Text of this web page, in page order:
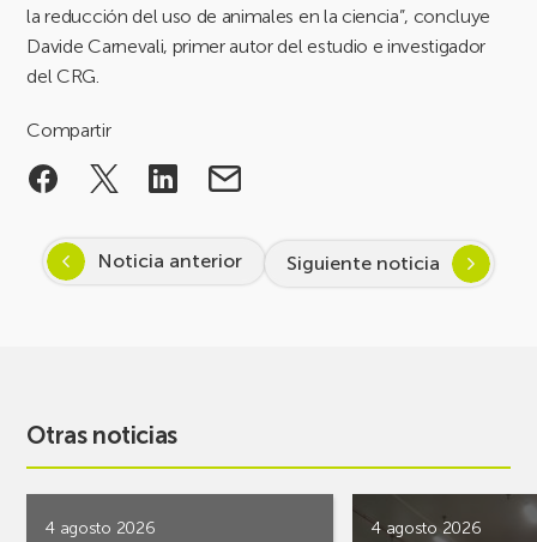
la reducción del uso de animales en la ciencia”, concluye
Davide Carnevali, primer autor del estudio e investigador
del CRG.
Compartir
Noticia anterior Siguiente noticia
Otras noticias
4 agosto 2026 4 agosto 2026